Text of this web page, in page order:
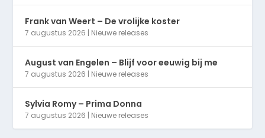
Frank van Weert – De vrolijke koster
7 augustus 2026 | Nieuwe releases
August van Engelen – Blijf voor eeuwig bij me
7 augustus 2026 | Nieuwe releases
Sylvia Romy – Prima Donna
7 augustus 2026 | Nieuwe releases